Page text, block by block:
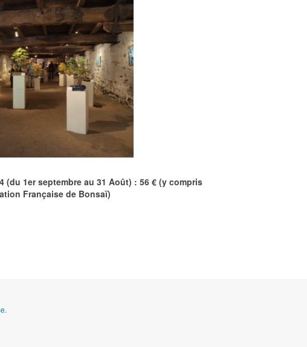
(du 1er septembre au 31 Août) : 56 € (y compris
Française de Bonsaï)